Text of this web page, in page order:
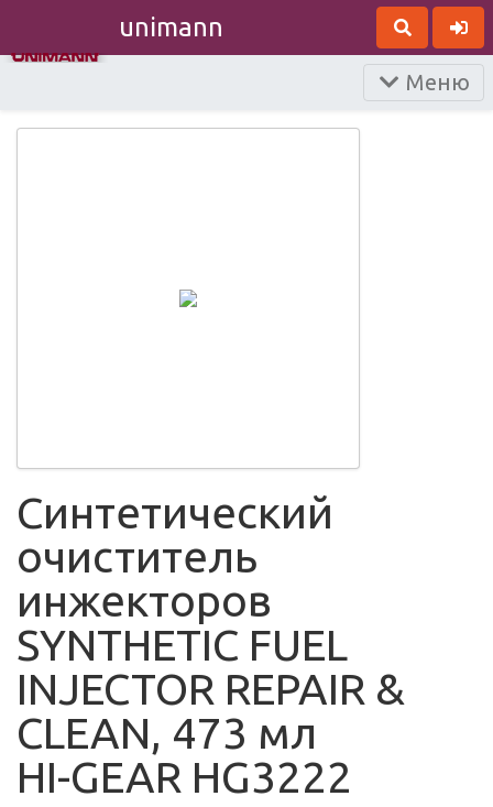
unimann
Меню
Синтетический
очиститель
инжекторов
SYNTHETIC FUEL
INJECTOR REPAIR &
CLEAN, 473 мл
HI-GEAR HG3222